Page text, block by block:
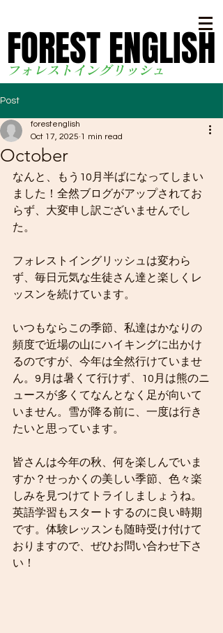
フォレストイングリッシュ
FOREST ENGLISH
FOREST ENGLISH
Post
October
forestenglish
Oct 17, 2025 1 min read
なんと、もう10月半ばになってしまい
ました！全然ブログがアップされてお
らず、大変申し訳ございませんでし
た。
フォレストイングリッシュは変わら
ず、毎日元気な生徒さん達と楽しくレ
ッスンを続けています。
いつもならこの季節、私達はかなりの
頻度で近場の山にハイキングに出かけ
るのですが、今年は全然行けていませ
ん。9月は暑くて行けず、10月は熊のニ
ュースが多くてなんとなく足が向いて
いません。雪が降る前に、一度は行き
たいと思っています。
皆さんは今年の秋、何を楽しんでいま
すか？せっかくの美しい季節、色々楽
しみを見つけてトライしましょうね。
英語学習もスタートするのに良い時期
です。体験レッスンも随時受け付けて
おりますので、ぜひお問い合わせ下さ
い！